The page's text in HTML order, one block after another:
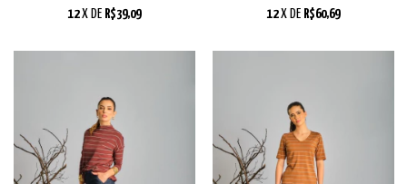
12 X DE R$39,09 12 X DE R$60,69